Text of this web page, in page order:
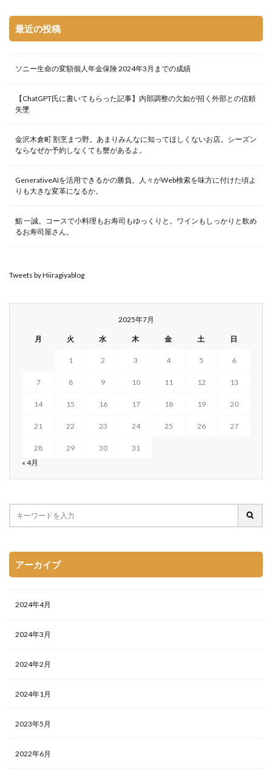
最近の投稿
ソニー生命の変額個人年金保険 2024年3月までの成績
【ChatGPT氏に書いてもらった記事】内部調整の欠如が招く外部との信頼
失墜
金沢木倉町 割烹まつ野。あまりみんなに知ってほしくないお店。シーズン
ならなぜか予約しなくても蟹があるよ。
GenerativeAIを活用できるかの勝負。人々がWeb検索を味方に付けた頃よ
りも大きな変革になるか。
鮨 一誠。コースで小料理もお寿司もゆっくりと。ワインもしっかりと飲め
るお寿司屋さん。
Tweets by Hiiragiyablog
2025年7月
月 火 水 木 金 土 日
1 2 3 4 5 6
7 8 9 10 11 12 13
14 15 16 17 18 19 20
21 22 23 24 25 26 27
28 29 30
31
« 4月
アーカイブ
2024年4月
2024年3月
2024年2月
2024年1月
2023年5月
2022年6月